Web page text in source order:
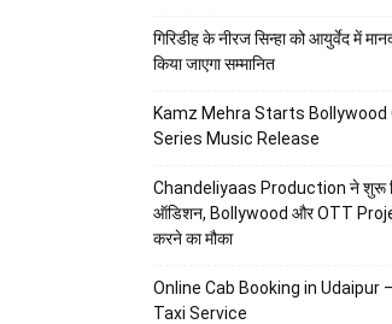
गिरिडीह के नीरज सिन्हा को आयुर्वेद में
किया जाएगा सम्मानित
Kamz Mehra Starts Bollywood
Series Music Release
Chandeliyaas Production ने शुरू
ऑडिशन, Bollywood और OTT
करने का मौका
Online Cab Booking in Udaipur
Taxi Service